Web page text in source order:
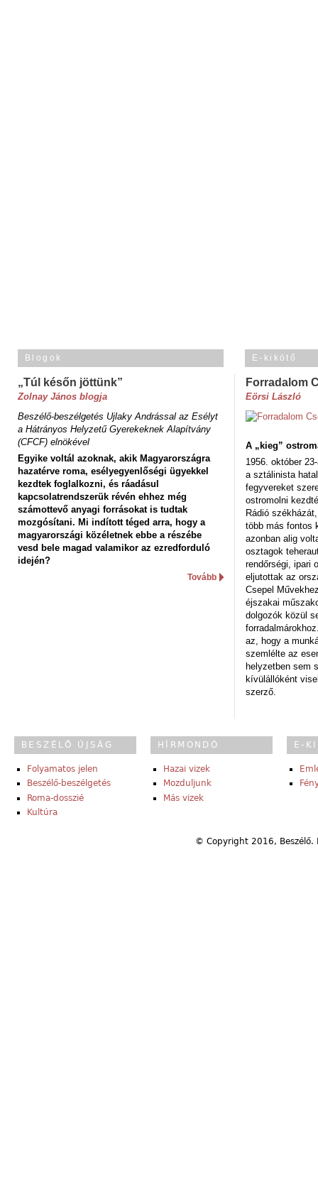
Blogok
„Túl későn jöttünk”
Zolnay János blogja
Beszélő-beszélgetés Ujlaky Andrással az Esélyt
a Hátrányos Helyzetű Gyerekeknek Alapítvány
(CFCF) elnökével
Egyike voltál azoknak, akik Magyarországra
hazatérve roma, esélyegyenlőségi ügyekkel
kezdtek foglalkozni, és ráadásul
kapcsolatrendszerük révén ehhez még
számottevő anyagi forrásokat is tudtak
mozgósítani. Mi indított téged arra, hogy a
magyarországi közéletnek ebbe a részébe
vesd bele magad valamikor az ezredforduló
idején?
Tovább
E-kikötő
Forradalom
Eörsi László
A „kieg”
1956. október
a sztálinista
fegyvereket
ostromolni
Rádió
több más fontos
azonban alig
osztagok
rendőrségi, ipari
eljutottak az
Csepel
éjszakai
dolgozók közül
az, hogy a
szemlélte az
helyzetben sem
kívülállóként
szerző.
BESZÉLŐ ÚJSÁG
Folyamatos jelen
Beszélő-beszélgetés
Roma-dosszié
Kultúra
HÍRMONDÓ
Hazai vizek
Mozduljunk
Más vizek
E-
© Copyright 2016,